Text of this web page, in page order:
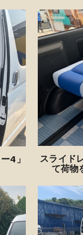
4」
スライド
て荷物